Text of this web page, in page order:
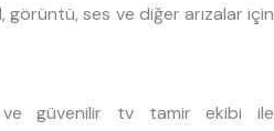
görüntü, ses ve diğer arızalar için
ve güvenilir tv tamir ekibi ile